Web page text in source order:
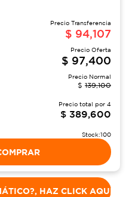
Precio Transferencia
$ 94,107
Precio Oferta
$ 97,400
Precio Normal
$ 139,100
Precio total por 4
$ 389,600
Stock:100
HAZ CLICK AQUÍ